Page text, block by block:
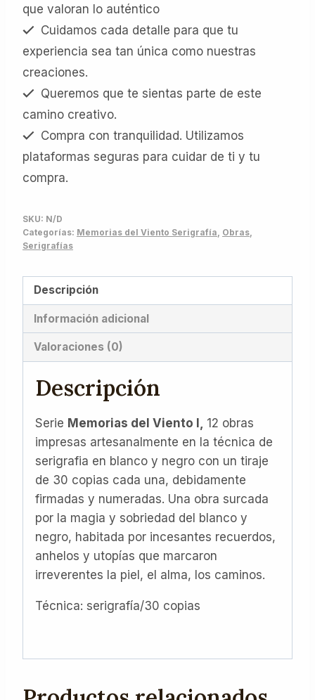
que valoran lo auténtico
Cuidamos cada detalle para que tu
experiencia sea tan única como nuestras
creaciones.
Queremos que te sientas parte de este
camino creativo.
Compra con tranquilidad. Utilizamos
plataformas seguras para cuidar de ti y tu
compra.
SKU: N/D
Categorías: Memorias del Viento Serigrafía Obras
Serigrafías
Descripción
Información adicional
Valoraciones (0)
Descripción
Serie Memorias del Viento I, 12 obras
impresas artesanalmente en la técnica de
serigrafia en blanco y negro con un tiraje
de 30 copias cada una, debidamente
firmadas y numeradas. Una obra surcada
por la magia y sobriedad del blanco y
negro, habitada por incesantes recuerdos,
anhelos y utopías que marcaron
irreverentes la piel, el alma, los caminos.
Técnica: serigrafía/30 copias